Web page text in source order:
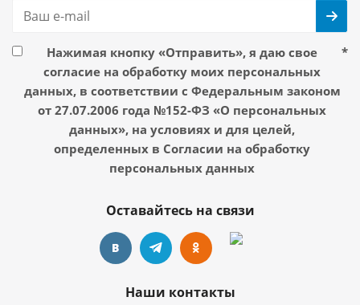
Нажимая кнопку «Отправить», я даю свое
согласие на обработку моих персональных
данных, в соответствии с Федеральным законом
от 27.07.2006 года №152-ФЗ «О персональных
данных», на условиях и для целей,
определенных в Согласии на обработку
персональных данных
*
Оставайтесь на связи
Наши контакты